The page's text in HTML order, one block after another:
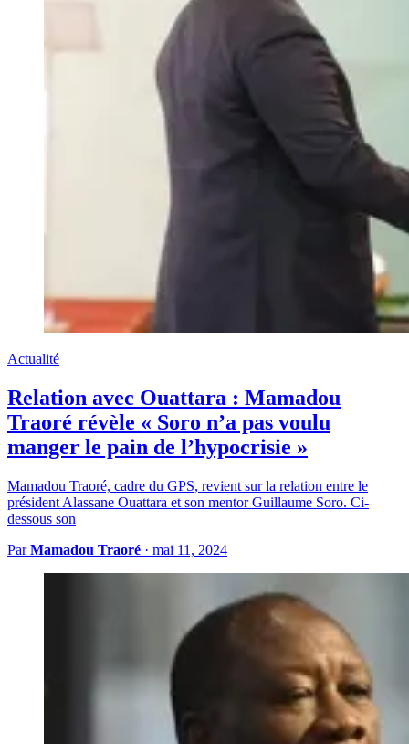
Actualité
Relation avec Ouattara : Mamadou
Traoré révèle « Soro n’a pas voulu
manger le pain de l’hypocrisie »
Mamadou Traoré, cadre du GPS, revient sur la relation entre le
président Alassane Ouattara et son mentor Guillaume Soro. Ci-
dessous son
ParMamadou Traoré · mai 11, 2024